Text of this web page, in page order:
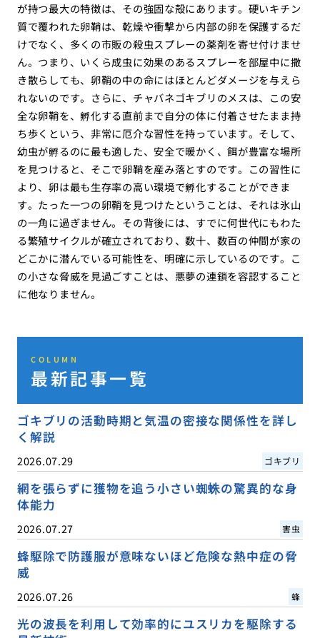
が持つ最大の特徴は、その強固な殻にあります。硬いキチン
質で覆われた卵鞘は、乾燥や衝撃から内部の卵を保護するだ
けでなく、多くの市販の殺虫スプレーの薬剤を寄せ付けませ
ん。つまり、いくら成虫に効果のあるスプレーを部屋中に撒
き散らしても、卵鞘の中の命にはほとんどダメージを与えら
れないのです。さらに、チャバネゴキブリのメスは、この安
全な卵鞘を、孵化する直前まで自分の体に付着させたまま持
ち歩くという、非常に厄介な習性を持っています。そして、
幼虫が孵るのに最も適した、安全で暖かく、餌が豊富な場所
を見つけると、そこで卵鞘を産み落とすのです。この習性に
より、卵は最も生存率の高い環境で孵化することができま
す。たった一つの卵鞘を見つけたということは、それは氷山
の一角に過ぎません。その背後には、すでに何世代にもわた
る繁殖サイクルが確立されており、数十、数百の仲間が家の
どこかに潜んでいる可能性を、明確に示しているのです。こ
の小さな脅威を見過ごすことは、悪夢の連鎖を容認すること
に他なりません。
COLUMN
最新記事一覧
ゴキブリの活動時期と気温の密接な関係性を詳し
く解説
2026.07.29 ゴキブリ
網を張らずに獲物を追う小さい蜘蛛の驚異的な身
体能力
2026.07.27 害虫
蜂駆除で防護服が意味ないほど危険な熱中症の脅
威
2026.07.26 蜂
光の波長を利用して効率的にユスリカを駆除する